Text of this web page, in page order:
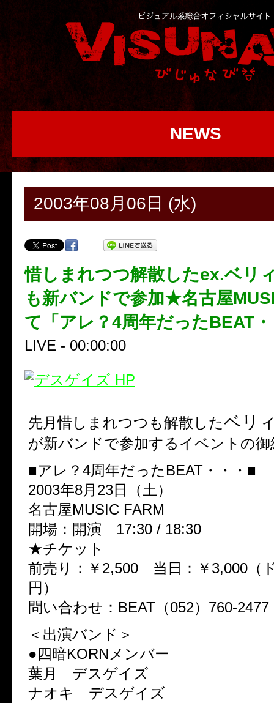
NEWS
2003年08月06日 (水)
惜しまれつつ解散したex.ベリ
も新バンドで参加★名古屋
て「アレ？4周年だったBEAT
LIVE - 00:00:00
先月惜しまれつつも解散したベリ
が新バンドで参加するイベントの
■アレ？4周年だったBEAT・・・■
2003年8月23日（土）
名古屋MUSIC FARM
開場：開演 17:30 / 18:30
★チケット
前売り：￥2,500 当日：￥3,000（
円）
問い合わせ：BEAT（052）760-2477
＜出演バンド＞
●四暗KORNメンバー
葉月 デスゲイズ
ナオキ デスゲイズ